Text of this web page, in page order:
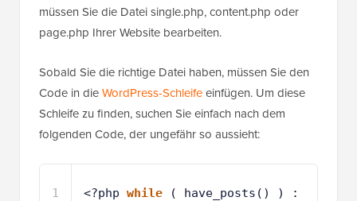
müssen Sie die Datei single.php, content.php oder
page.php Ihrer Website bearbeiten.
Sobald Sie die richtige Datei haben, müssen Sie den
Code in dieWordPress-Schleifeeinfügen. Um diese
Schleife zu finden, suchen Sie einfach nach dem
folgenden Code, der ungefähr so aussieht:
1 <?php while
( have_posts() ) :